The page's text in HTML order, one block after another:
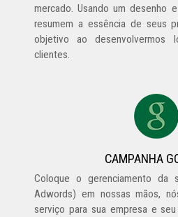
mercado. Usando um desenho
resumem a essência de seus
objetivo ao desenvolvermos
clientes.
CAMPANHA
Coloque o gerenciamento da
Adwords) em nossas mãos,
serviço para sua empresa e